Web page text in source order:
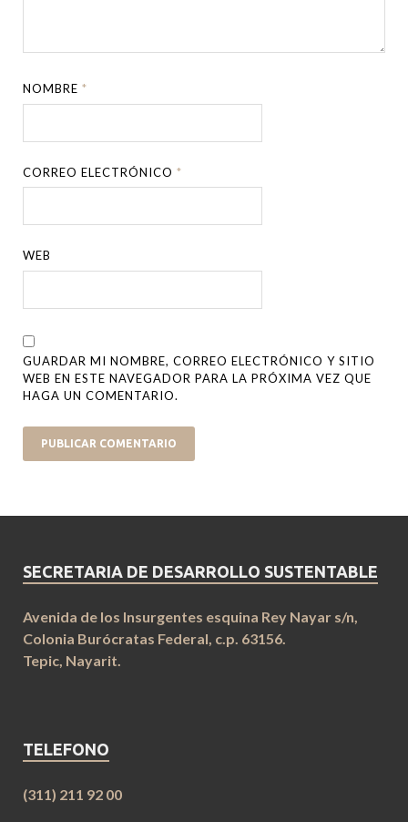
NOMBRE*
CORREO ELECTRÓNICO*
WEB
GUARDAR MI NOMBRE, CORREO ELECTRÓNICO Y SITIO
WEB EN ESTE NAVEGADOR PARA LA PRÓXIMA VEZ QUE
HAGA UN COMENTARIO.
SECRETARIA DE DESARROLLO SUSTENTABLE
Avenida de los Insurgentes esquina Rey Nayar s/n,
Colonia Burócratas Federal, c.p. 63156.
Tepic, Nayarit.
TELEFONO
(311) 211 92 00